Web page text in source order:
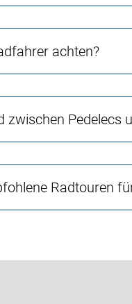
achten?
zwischen Pedelecs
Radtouren